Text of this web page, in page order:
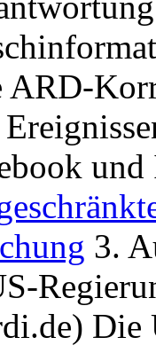
ARD-
3.
Die